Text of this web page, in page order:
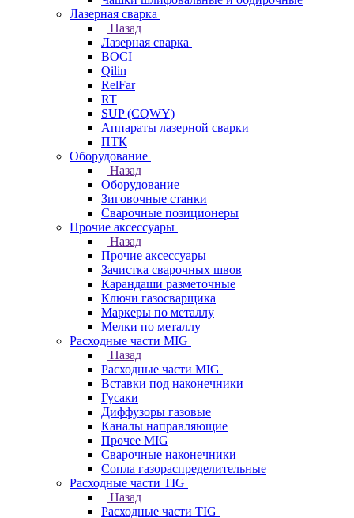
Лазерная сварка
Назад
Лазерная сварка
BOCI
Qilin
RelFar
RT
SUP (CQWY)
Аппараты лазерной сварки
ПТК
Оборудование
Назад
Оборудование
Зиговочные станки
Сварочные позиционеры
Прочие аксессуары
Назад
Прочие аксессуары
Зачистка сварочных швов
Карандаши разметочные
Ключи газосварщика
Маркеры по металлу
Мелки по металлу
Расходные части MIG
Назад
Расходные части MIG
Вставки под наконечники
Гусаки
Диффузоры газовые
Каналы направляющие
Прочее MIG
Сварочные наконечники
Сопла газораспределительные
Расходные части TIG
Назад
Расходные части TIG